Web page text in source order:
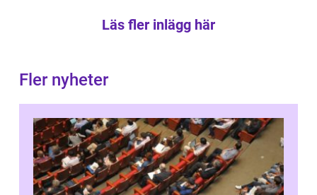
Läs fler inlägg här
Fler nyheter